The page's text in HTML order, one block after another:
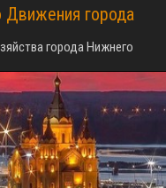
Движения города
города Нижнего